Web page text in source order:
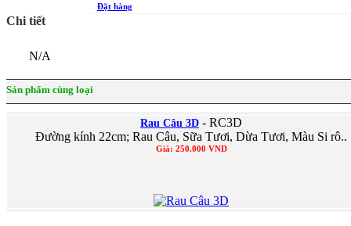
Đặt hàng
Chi tiết
N/A
Sản phẩm cùng loại
Rau Câu 3D - RC3D
Đường kính 22cm; Rau Câu, Sữa Tươi, Dừa Tươi, Màu Si rô..
Giá: 250.000 VND